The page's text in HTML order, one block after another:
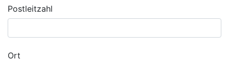
Postleitzahl
Ort